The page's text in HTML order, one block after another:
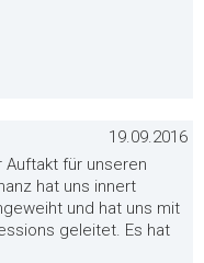
19.09.2016
Auftakt für unseren
hat uns innert
und hat uns mit
geleitet. Es hat